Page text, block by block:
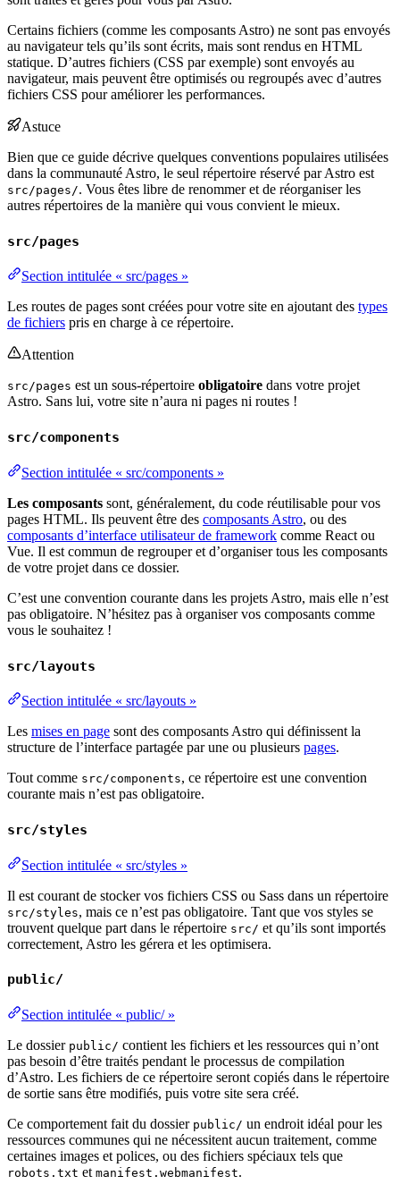
Certains fichiers (comme les composants Astro) ne sont pas envoyés
au navigateur tels qu’ils sont écrits, mais sont rendus en HTML
statique. D’autres fichiers (CSS par exemple) sont envoyés au
navigateur, mais peuvent être optimisés ou regroupés avec d’autres
fichiers CSS pour améliorer les performances.
Astuce
Bien que ce guide décrive quelques conventions populaires utilisées
dans la communauté Astro, le seul répertoire réservé par Astro est
src/pages/. Vous êtes libre de renommer et de réorganiser les
autres répertoires de la manière qui vous convient le mieux.
src/pages
Section intitulée « src/pages »
Les routes de pages sont créées pour votre site en ajoutant des types
de fichiers pris en charge à ce répertoire.
Attention
src/pages est un sous-répertoire obligatoire dans votre projet
Astro. Sans lui, votre site n’aura ni pages ni routes !
src/components
Section intitulée « src/components »
Les composants sont, généralement, du code réutilisable pour vos
pages HTML. Ils peuvent être des composants Astro, ou des
composants d’interface utilisateur de framework comme React ou
Vue. Il est commun de regrouper et d’organiser tous les composants
de votre projet dans ce dossier.
C’est une convention courante dans les projets Astro, mais elle n’est
pas obligatoire. N’hésitez pas à organiser vos composants comme
vous le souhaitez !
src/layouts
Section intitulée « src/layouts »
Les mises en page sont des composants Astro qui définissent la
structure de l’interface partagée par une ou plusieurs pages.
Tout comme src/components, ce répertoire est une convention
courante mais n’est pas obligatoire.
src/styles
Section intitulée « src/styles »
Il est courant de stocker vos fichiers CSS ou Sass dans un répertoire
src/styles, mais ce n’est pas obligatoire. Tant que vos styles se
trouvent quelque part dans le répertoire src/ et qu’ils sont importés
correctement, Astro les gérera et les optimisera.
public/
Section intitulée « public/ »
Le dossier public/ contient les fichiers et les ressources qui n’ont
pas besoin d’être traités pendant le processus de compilation
d’Astro. Les fichiers de ce répertoire seront copiés dans le répertoire
de sortie sans être modifiés, puis votre site sera créé.
Ce comportement fait du dossier public/ un endroit idéal pour les
ressources communes qui ne nécessitent aucun traitement, comme
certaines images et polices, ou des fichiers spéciaux tels que
robots.txt et manifest.webmanifest.